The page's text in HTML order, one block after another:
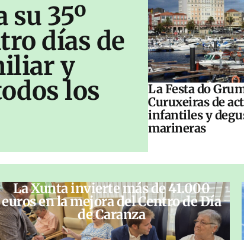
su 35º
días de
y
los
La Festa do
Curuxeiras de
infantiles y
marineras
La Xunta invierte más de 41.000
euros en la mejora del Centro de Día
de Caranza